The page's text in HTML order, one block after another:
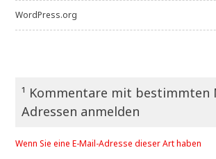
WordPress.org
¹ Kommentare mit bestimmten
Adressen anmelden
Wenn Sie eine E-Mail-Adresse dieser Art haben